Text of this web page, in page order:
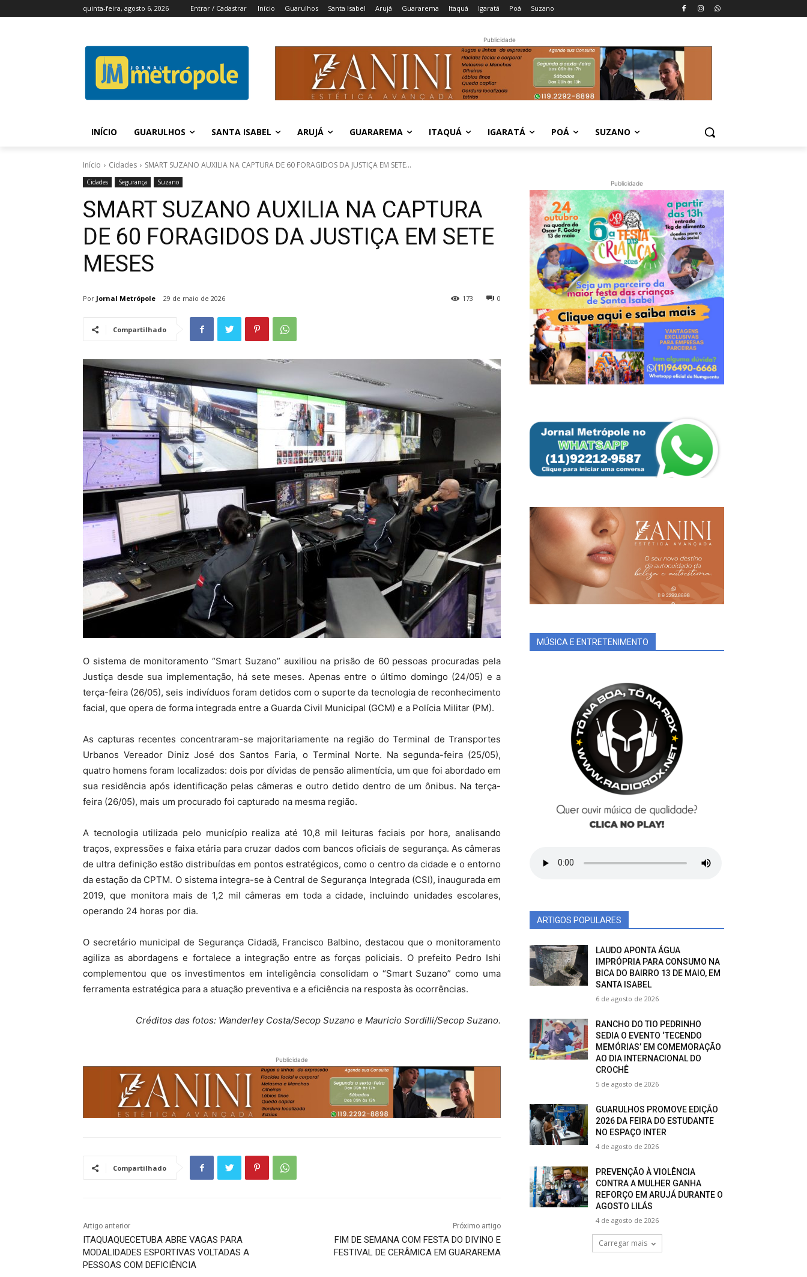
quinta-feira, agosto 6, 2026 Entrar / Cadastrar Início Guarulhos Santa Isabel Arujá Guararema Itaquá Igaratá Poá Suzano
Publicidade
INÍCIO GUARULHOS SANTA ISABEL ARUJÁ GUARAREMA ITAQUÁ IGARATÁ POÁ SUZANO
Início Cidades SMART SUZANO AUXILIA NA CAPTURA DE 60 FORAGIDOS DA JUSTIÇA EM SETE...
Cidades Segurança Suzano
SMART SUZANO AUXILIA NA CAPTURA
DE 60 FORAGIDOS DA JUSTIÇA EM SETE
MESES
Por Jornal Metrópole 29 de maio de 2026 0
173
Compartilhado
O sistema de monitoramento “Smart Suzano” auxiliou na prisão de 60 pessoas procuradas pela
Justiça desde sua implementação, há sete meses. Apenas entre o último domingo (24/05) e a
terça-feira (26/05), seis indivíduos foram detidos com o suporte da tecnologia de reconhecimento
facial, que opera de forma integrada entre a Guarda Civil Municipal (GCM) e a Polícia Militar (PM).
As capturas recentes concentraram-se majoritariamente na região do Terminal de Transportes
Urbanos Vereador Diniz José dos Santos Faria, o Terminal Norte. Na segunda-feira (25/05),
quatro homens foram localizados: dois por dívidas de pensão alimentícia, um que foi abordado em
sua residência após identificação pelas câmeras e outro detido dentro de um ônibus. Na terça-
feira (26/05), mais um procurado foi capturado na mesma região.
A tecnologia utilizada pelo município realiza até 10,8 mil leituras faciais por hora, analisando
traços, expressões e faixa etária para cruzar dados com bancos oficiais de segurança. As câmeras
de ultra definição estão distribuídas em pontos estratégicos, como o centro da cidade e o entorno
da estação da CPTM. O sistema integra-se à Central de Segurança Integrada (CSI), inaugurada em
2019, que monitora mais de 1,2 mil câmeras em toda a cidade, incluindo unidades escolares,
operando 24 horas por dia.
O secretário municipal de Segurança Cidadã, Francisco Balbino, destacou que o monitoramento
agiliza as abordagens e fortalece a integração entre as forças policiais. O prefeito Pedro Ishi
complementou que os investimentos em inteligência consolidam o “Smart Suzano” como uma
ferramenta estratégica para a atuação preventiva e a eficiência na resposta às ocorrências.
Créditos das fotos: Wanderley Costa/Secop Suzano e Mauricio Sordilli/Secop Suzano.
Publicidade
Compartilhado
Artigo anterior
ITAQUAQUECETUBA ABRE VAGAS PARA
MODALIDADES ESPORTIVAS VOLTADAS A
PESSOAS COM DEFICIÊNCIA
Próximo artigo
FIM DE SEMANA COM FESTA DO DIVINO E
FESTIVAL DE CERÂMICA EM GUARAREMA
Publicidade
MÚSICA E ENTRETENIMENTO
ARTIGOS POPULARES
LAUDO APONTA ÁGUA
IMPRÓPRIA PARA CONSUMO NA
BICA DO BAIRRO 13 DE MAIO, EM
SANTA ISABEL
6 de agosto de 2026
RANCHO DO TIO PEDRINHO
SEDIA O EVENTO ‘TECENDO
MEMÓRIAS’ EM COMEMORAÇÃO
AO DIA INTERNACIONAL DO
CROCHÊ
5 de agosto de 2026
GUARULHOS PROMOVE EDIÇÃO
2026 DA FEIRA DO ESTUDANTE
NO ESPAÇO INTER
4 de agosto de 2026
PREVENÇÃO À VIOLÊNCIA
CONTRA A MULHER GANHA
REFORÇO EM ARUJÁ DURANTE O
AGOSTO LILÁS
4 de agosto de 2026
Carregar mais